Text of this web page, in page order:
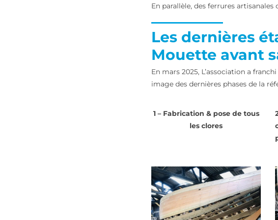
En parallèle, des ferrures
Les dernières
Mouette avant
En mars 2025, L’association a
image des dernières phases de la
1 – Fabrication & pose de tous
les clores